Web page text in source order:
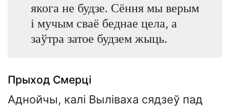
якога не будзе. Сёння мы верым
і мучым сваё беднае цела, а
заўтра затое будзем жыць.
Прыход Смерці
Аднойчы, калі Выліваха сядзеў пад